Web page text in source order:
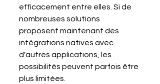
efficacement entre elles. Si de
nombreuses solutions
proposent maintenant des
intégrations natives avec
d'autres applications, les
possibilités peuvent parfois être
plus limitées.